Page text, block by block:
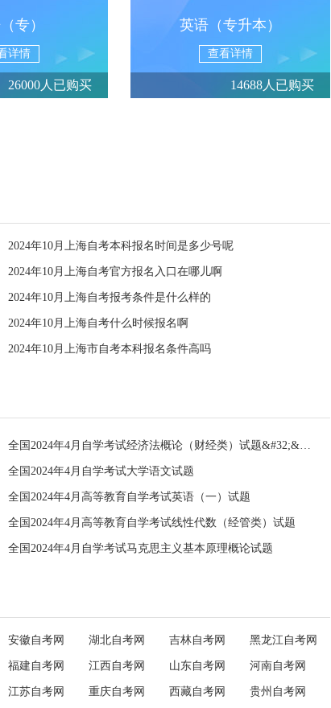
专）
详情
26000人已购买
英语（专升本）
查看详情
14688人已购买
2024年10月上海自考本科报名时间是多少号呢
2024年10月上海自考官方报名入口在哪儿啊
2024年10月上海自考报考条件是什么样的
2024年10月上海自考什么时候报名啊
2024年10月上海市自考本科报名条件高吗
全国2024年4月自学考试经济法概论（财经类）试题&#32;&#32;
全国2024年4月自学考试大学语文试题
全国2024年4月高等教育自学考试英语（一）试题
全国2024年4月高等教育自学考试线性代数（经管类）试题
全国2024年4月自学考试马克思主义基本原理概论试题
安徽自考网 湖北自考网 吉林自考网 黑龙江自考网
福建自考网 江西自考网 山东自考网 河南自考网
江苏自考网 重庆自考网 西藏自考网 贵州自考网